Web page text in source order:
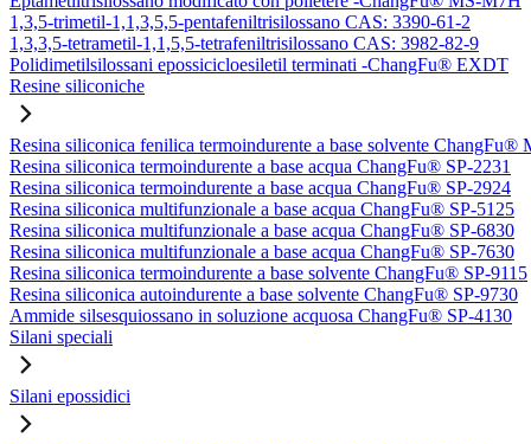
1,3,5-trimetil-1,1,3,5,5-pentafeniltrisilossano CAS: 3390-61-2
1,3,3,5-tetrametil-1,1,5,5-tetrafeniltrisilossano CAS: 3982-82-9
Polidimetilsilossani epossicicloesiletil terminati -ChangFu® EXDT
Resine siliconiche
Resina siliconica fenilica termoindurente a base solvente ChangFu®
Resina siliconica termoindurente a base acqua ChangFu® SP-2231
Resina siliconica termoindurente a base acqua ChangFu® SP-2924
Resina siliconica multifunzionale a base acqua ChangFu® SP-5125
Resina siliconica multifunzionale a base acqua ChangFu® SP-6830
Resina siliconica multifunzionale a base acqua ChangFu® SP-7630
Resina siliconica termoindurente a base solvente ChangFu® SP-9115
Resina siliconica autoindurente a base solvente ChangFu® SP-9730
Ammide silsesquiossano in soluzione acquosa ChangFu® SP-4130
Silani speciali
Silani epossidici